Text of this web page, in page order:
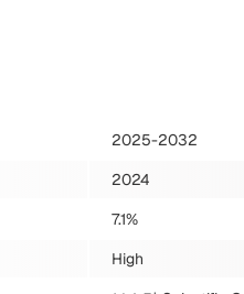
2025-2032
2024
7.1%
High